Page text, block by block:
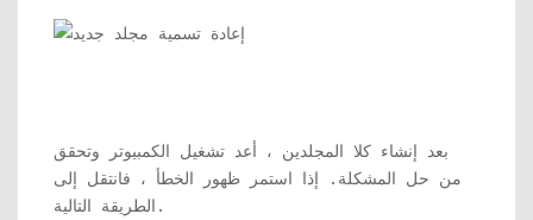
بعد إنشاء كلا المجلدين ، أعد تشغيل الكمبيوتر وتحقق
من حل المشكلة. إذا استمر ظهور الخطأ ، فانتقل إلى
الطريقة التالية.